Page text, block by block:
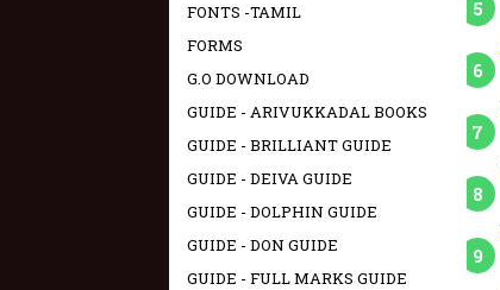
FONTS -TAMIL
FORMS
G.O DOWNLOAD
GUIDE - ARIVUKKADAL BOOKS
GUIDE - BRILLIANT GUIDE
GUIDE - DEIVA GUIDE
GUIDE - DOLPHIN GUIDE
GUIDE - DON GUIDE
GUIDE - FULL MARKS GUIDE